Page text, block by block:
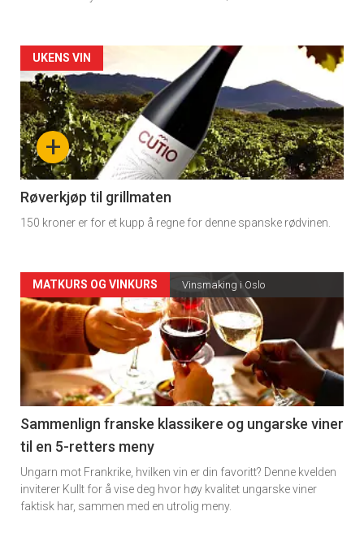
Forsiden
akkurat
nå
-
4
+
UKENS VIN
Røverkjøp til grillmaten
150 kroner er for et kupp å regne for denne spanske rødvinen.
Forsiden
akkurat
nå
-
5
MATKURS OG VINKURS Vinsmaking i Oslo
Sammenlign franske klassikere og ungarske viner
til en 5-retters meny
Ungarn mot Frankrike, hvilken vin er din favoritt? Denne kvelden
inviterer Kullt for å vise deg hvor høy kvalitet ungarske viner
faktisk har, sammen med en utrolig meny.